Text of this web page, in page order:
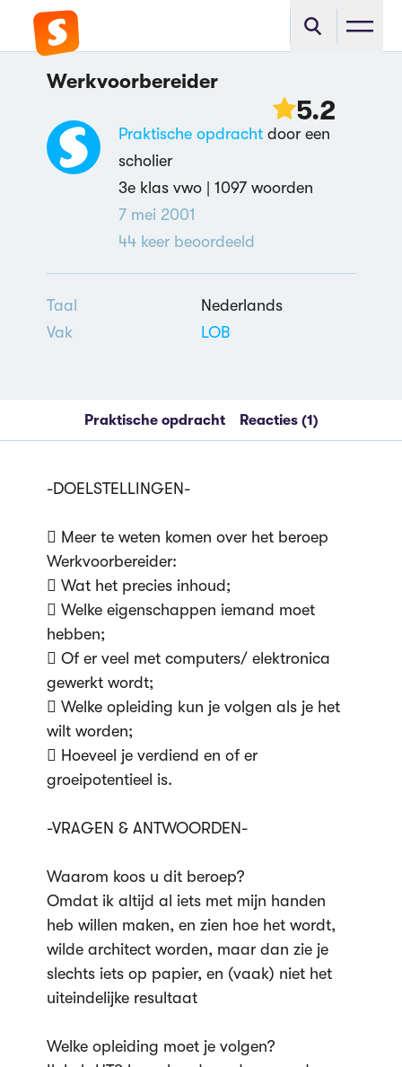
Werkvoorbereider
5.2
Praktische opdrachtdoor een
scholier
3e klas vwo | 1097 woorden
7 mei 2001
44keer beoordeeld
Taal
Nederlands
Vak
LOB
Praktische opdracht Reacties (1)
-DOELSTELLINGEN-
 Meer te weten komen over het beroep
Werkvoorbereider:
 Wat het precies inhoud;
 Welke eigenschappen iemand moet
hebben;
 Of er veel met computers/ elektronica
gewerkt wordt;
 Welke opleiding kun je volgen als je het
wilt worden;
 Hoeveel je verdiend en of er
groeipotentieel is.
-VRAGEN & ANTWOORDEN-
Waarom koos u dit beroep?
Omdat ik altijd al iets met mijn handen
heb willen maken, en zien hoe het wordt,
wilde architect worden, maar dan zie je
slechts iets op papier, en (vaak) niet het
uiteindelijke resultaat
Welke opleiding moet je volgen?